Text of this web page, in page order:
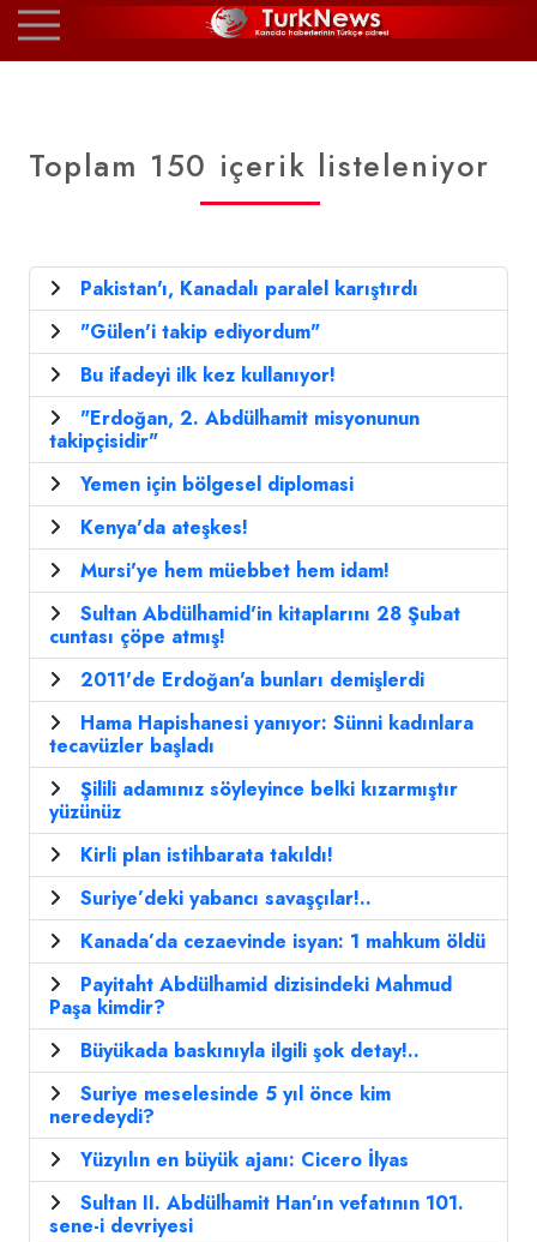
Toplam 150 içerik listeleniyor
Pakistan'ı, Kanadalı paralel karıştırdı
"Gülen'i takip ediyordum"
Bu ifadeyi ilk kez kullanıyor!
"Erdoğan, 2. Abdülhamit misyonunun
takipçisidir"
Yemen için bölgesel diplomasi
Kenya'da ateşkes!
Mursi'ye hem müebbet hem idam!
Sultan Abdülhamid'in kitaplarını 28 Şubat
cuntası çöpe atmış!
2011'de Erdoğan'a bunları demişlerdi
Hama Hapishanesi yanıyor: Sünni kadınlara
tecavüzler başladı
Şilili adamınız söyleyince belki kızarmıştır
yüzünüz
Kirli plan istihbarata takıldı!
Suriye’deki yabancı savaşçılar!..
Kanada’da cezaevinde isyan: 1 mahkum öldü
Payitaht Abdülhamid dizisindeki Mahmud
Paşa kimdir?
Büyükada baskınıyla ilgili şok detay!..
Suriye meselesinde 5 yıl önce kim
neredeydi?
Yüzyılın en büyük ajanı: Cicero İlyas
Sultan II. Abdülhamit Han’ın vefatının 101.
sene-i devriyesi